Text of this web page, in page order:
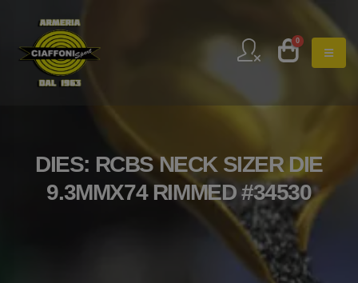
0
DIES: RCBS NECK SIZER DIE
9.3MMX74 RIMMED #34530